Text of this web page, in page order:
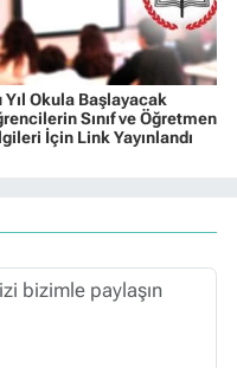
Yıl Okula Başlayacak
Sınıf ve Öğretmen
İçin Link Yayınlandı